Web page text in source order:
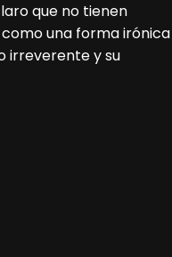
que no tienen
como una forma irónica
irreverente y su